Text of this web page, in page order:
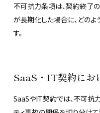
不可抗力条項は、契約終了
が長期化した場合に、どの
す。
SaaS・IT契約にお
SaaSやIT契約では、不可抗